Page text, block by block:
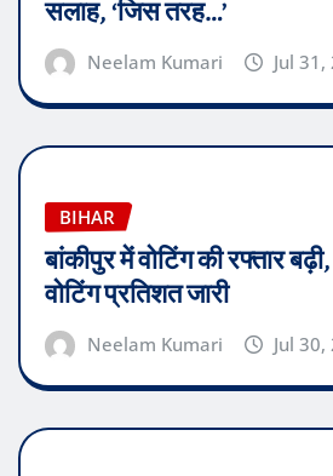
सलाह, ‘जिस तरह…’
Neelam Kumari Jul 31,
BIHAR
बांकीपुर में वोटिंग की रफ्तार
वोटिंग प्रतिशत जारी
Neelam Kumari Jul 30,